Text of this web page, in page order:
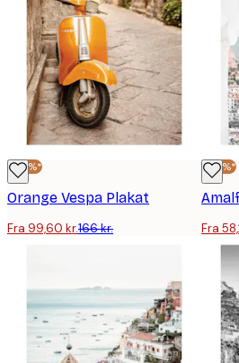
-40%*
Orange Vespa Plakat
Fra 99,60 kr.166 kr.
-40%*
Fra